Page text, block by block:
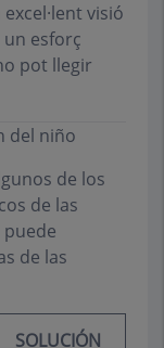
visió
un esforç
pot llegir
del niño
de los
de las
de las
SOLUCIÓN